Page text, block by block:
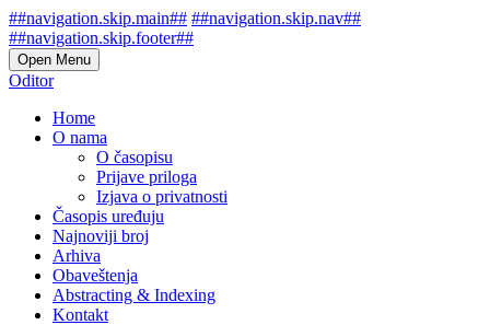
##navigation.skip.main## ##navigation.skip.nav##
##navigation.skip.footer##
Open Menu
Oditor
Home
O nama
O časopisu
Prijave priloga
Izjava o privatnosti
Časopis uređuju
Najnoviji broj
Arhiva
Obaveštenja
Abstracting & Indexing
Kontakt